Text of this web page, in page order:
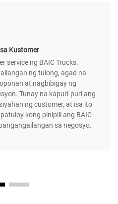
Kustomer
service ng BAIC Trucks.
ng tulong, agad na
at nagbibigay ng
Tunay na kapuri-puri ang
ng customer, at isa ito
kong pinipili ang BAIC
sa negosyo.